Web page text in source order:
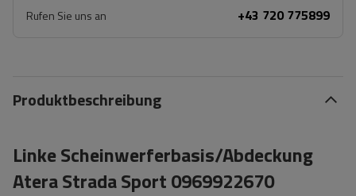
Rufen Sie uns an +43 720 775899
Produktbeschreibung
Linke Scheinwerferbasis/Abdeckung
Atera Strada Sport 0969922670